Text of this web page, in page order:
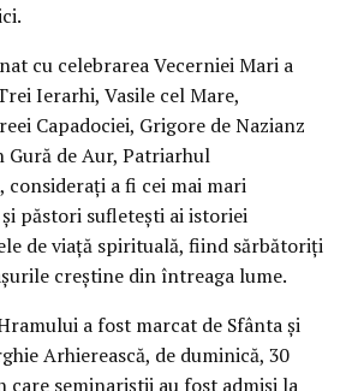
cu celebrarea Vecerniei Mari a
Ierarhi, Vasile cel Mare,
Capadociei, Grigore de Nazianz
Gură de Aur, Patriarhul
a fi cei mai mari
păstori sufletești ai istoriei
de viață spirituală, fiind sărbătoriți
creștine din întreaga lume.
a fost marcat de Sfânta și
Arhierească, de duminică, 30
care seminariștii au fost admiși la